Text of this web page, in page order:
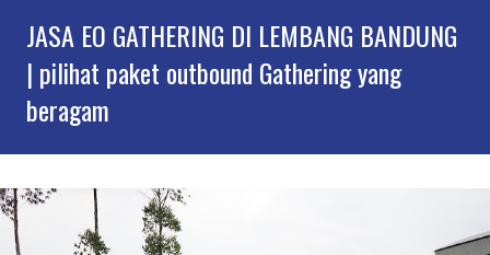
JASA EO GATHERING DI LEMBANG BANDUNG
| pilihat paket outbound Gathering yang
beragam